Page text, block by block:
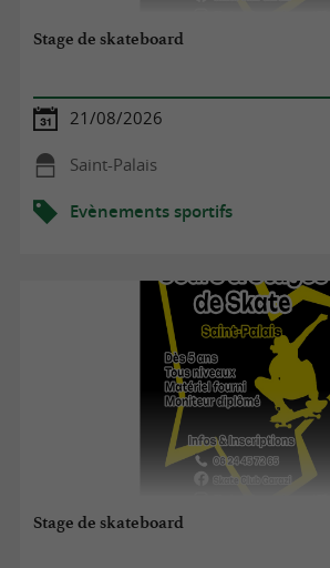
Stage de skateboard
21/08/2026
Saint-Palais
Evènements sportifs
Stage de skateboard